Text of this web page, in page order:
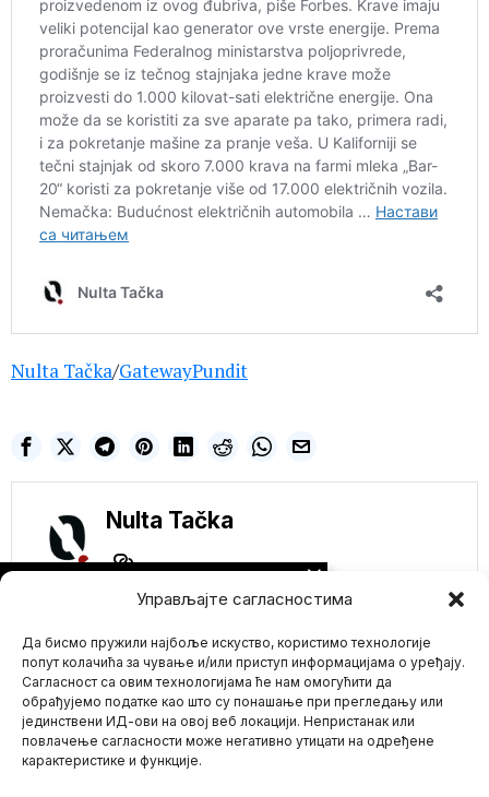
Управљајте сагласностима
Да бисмо пружили најбоље искуство, користимо технологије
попут колачића за чување и/или приступ информацијама о уређају.
Сагласност са овим технологијама ће нам омогућити да
обрађујемо податке као што су понашање при прегледању или
јединствени ИД-ови на овој веб локацији. Непристанак или
повлачење сагласности може негативно утицати на одређене
карактеристике и функције.
Nulta Tačka/GatewayPundit
Nulta Tačka
Mario zna Youtube
NE PROPUSTITE
Demografski kolaps
izbeglištvu nalaze
strane partnere dok
UKRAJINCI ginu na
frontu
Sa praznim gradovima i
selima, porodicama koje
su rasparčane, vojnicima